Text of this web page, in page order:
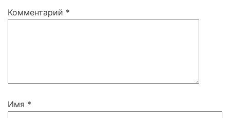
Комментарий *
Имя *